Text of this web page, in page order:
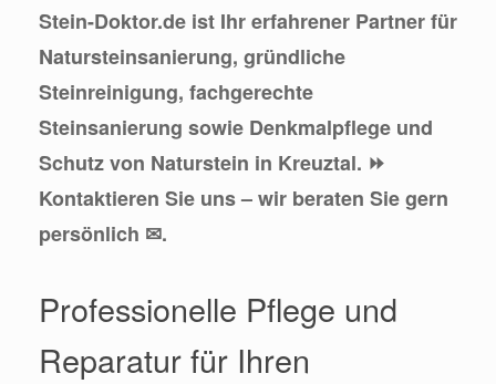
Stein-Doktor.de ist Ihr erfahrener Partner für
Natursteinsanierung, gründliche
Steinreinigung, fachgerechte
Steinsanierung sowie Denkmalpflege und
Schutz von Naturstein in Kreuztal. ⏩
Kontaktieren Sie uns – wir beraten Sie gern
persönlich ✉.
Professionelle Pflege und
Reparatur für Ihren